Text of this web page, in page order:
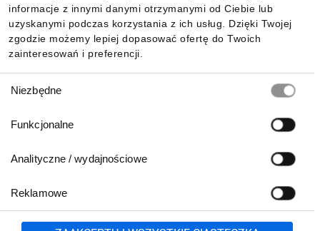
informacje z innymi danymi otrzymanymi od Ciebie lub
uzyskanymi podczas korzystania z ich usług. Dzięki Twojej
zgodzie możemy lepiej dopasować ofertę do Twoich
zainteresowań i preferencji.
zgody
Niezbędne
Funkcjonalne
Analityczne / wydajnościowe
Reklamowe
Pobierz naszą aplikację mobilną:
801 500 700 lub 71 37 61 600